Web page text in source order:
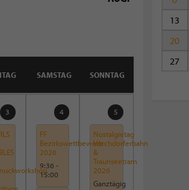
SAMSTAG SONNTAG
3 4
FF
Bezirkswettbewerb
2026
9:36 -
15:00
5
Nostalgietag
Vorchdorferbahn
&
Traunseetram
2026
Ganztägig
13
20
27